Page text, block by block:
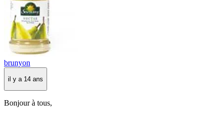
brunyon
il y a 14 ans
Bonjour à tous,